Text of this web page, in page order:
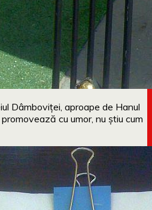
Dâmboviței, aproape de Hanul
cu umor, nu știu cum